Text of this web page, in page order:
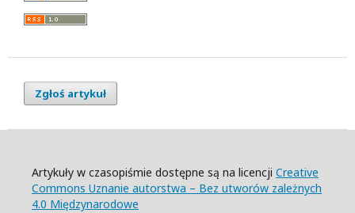
Zgłoś artykuł
Artykuły w czasopiśmie dostępne są na licencji Creative
Commons Uznanie autorstwa – Bez utworów zależnych
4.0 Międzynarodowe